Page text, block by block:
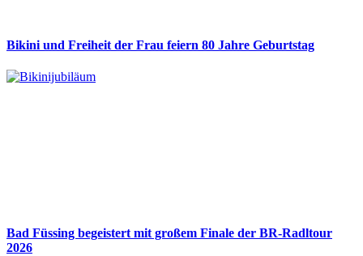
Bikini und Freiheit der Frau feiern 80 Jahre Geburtstag
Bad Füssing begeistert mit großem Finale der BR-Radltour
2026